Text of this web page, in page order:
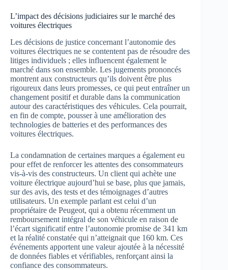
L’impact des décisions judiciaires sur le marché des
voitures électriques
Les décisions de justice concernant l’autonomie des
voitures électriques ne se contentent pas de résoudre des
litiges individuels ; elles influencent également le
marché dans son ensemble. Les jugements prononcés
montrent aux constructeurs qu’ils doivent être plus
rigoureux dans leurs promesses, ce qui peut entraîner un
changement positif et durable dans la communication
autour des caractéristiques des véhicules. Cela pourrait,
en fin de compte, pousser à une amélioration des
technologies de batteries et des performances des
voitures électriques.
La condamnation de certaines marques a également eu
pour effet de renforcer les attentes des consommateurs
vis-à-vis des constructeurs. Un client qui achète une
voiture électrique aujourd’hui se base, plus que jamais,
sur des avis, des tests et des témoignages d’autres
utilisateurs. Un exemple parlant est celui d’un
propriétaire de Peugeot, qui a obtenu récemment un
remboursement intégral de son véhicule en raison de
l’écart significatif entre l’autonomie promise de 341 km
et la réalité constatée qui n’atteignait que 160 km. Ces
événements apportent une valeur ajoutée à la nécessité
de données fiables et vérifiables, renforçant ainsi la
confiance des consommateurs.